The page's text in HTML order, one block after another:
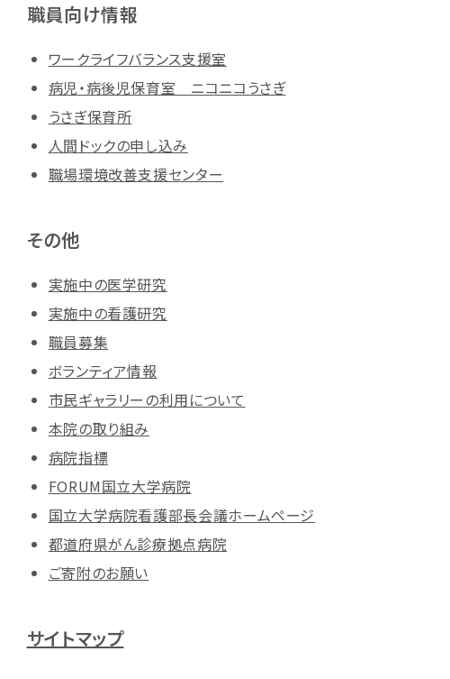
職員向け情報
ワークライフバランス支援室
病児・病後児保育室 ニコニコうさぎ
うさぎ保育所
人間ドックの申し込み
職場環境改善支援センター
その他
実施中の医学研究
実施中の看護研究
職員募集
ボランティア情報
市民ギャラリーの利用について
本院の取り組み
病院指標
FORUM国立大学病院
国立大学病院看護部長会議ホームページ
都道府県がん診療拠点病院
ご寄附のお願い
サイトマップ